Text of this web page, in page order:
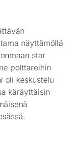
näyttämöllä
star
polttareihin
oli keskustelu
käräyttäisin